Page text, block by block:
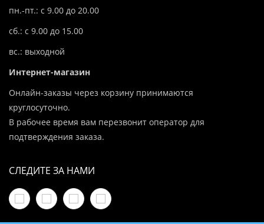
пн.-пт.: с 9.00 до 20.00
сб.: с 9.00 до 15.00
вс.: выходной
Интернет-магазин
Онлайн-заказы через корзину принимаются
круглосуточно.
В рабочее время вам перезвонит оператор для
подтверждения заказа.
СЛЕДИТЕ ЗА НАМИ